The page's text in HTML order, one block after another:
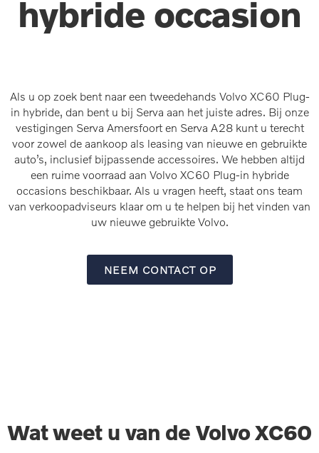
hybride occasion
Als u op zoek bent naar een tweedehands Volvo XC60 Plug-
in hybride, dan bent u bij Serva aan het juiste adres. Bij onze
vestigingen Serva Amersfoort en Serva A28 kunt u terecht
voor zowel de aankoop als leasing van nieuwe en gebruikte
auto’s, inclusief bijpassende accessoires. We hebben altijd
een ruime voorraad aan Volvo XC60 Plug-in hybride
occasions beschikbaar. Als u vragen heeft, staat ons team
van verkoopadviseurs klaar om u te helpen bij het vinden van
uw nieuwe gebruikte Volvo.
NEEM CONTACT OP
Wat weet u van de Volvo XC60